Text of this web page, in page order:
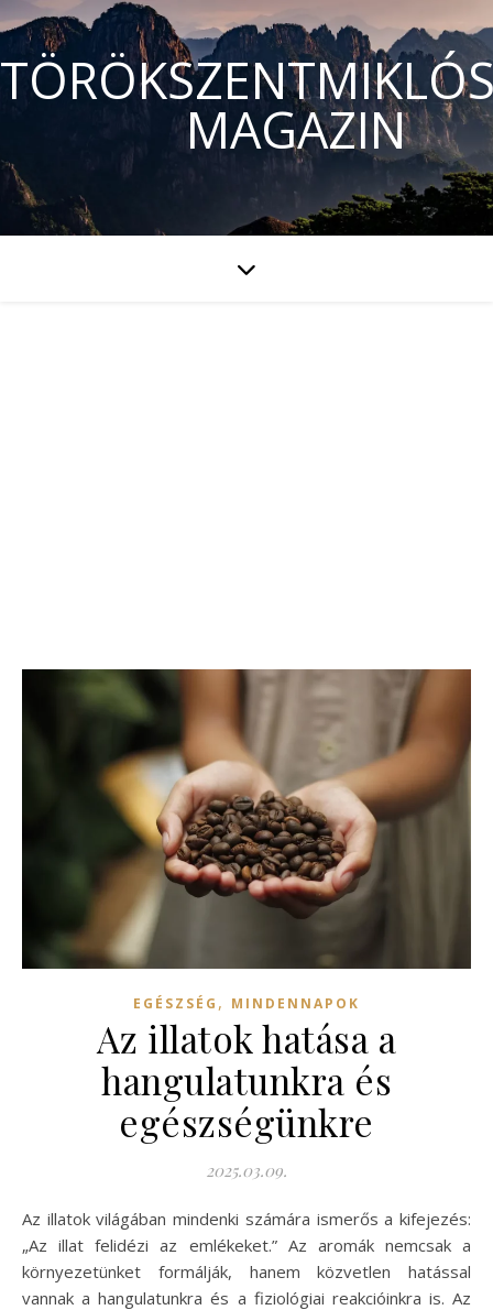
MAGAZIN
EGÉSZSÉG , MINDENNAPOK
Az illatok hatása a
hangulatunkra és
egészségünkre
2025.03.09.
Az illatok világában mindenki számára ismerős a kifejezés:
„Az illat felidézi az emlékeket.” Az aromák nemcsak a
környezetünket formálják, hanem közvetlen hatással
vannak a hangulatunkra és a fiziológiai reakcióinkra is. Az